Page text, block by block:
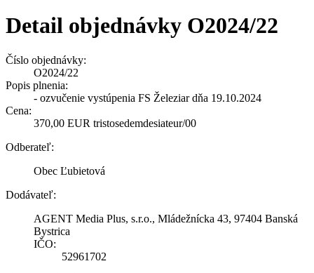
Detail objednávky O2024/22
Číslo objednávky:
O2024/22
Popis plnenia:
- ozvučenie vystúpenia FS Železiar dňa 19.10.2024
Cena:
370,00 EUR tristosedemdesiateur/00
Odberateľ:
Obec Ľubietová
Dodávateľ:
AGENT Media Plus, s.r.o., Mládežnícka 43, 97404 Banská
Bystrica
IČO:
52961702